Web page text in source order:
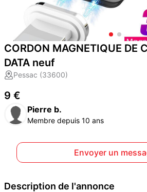
CORDON MAGNETIQUE DE
DATA neuf
Pessac (33600)
9 €
Pierre b.
Membre depuis 10 ans
Envoyer un
Description de l'annonce